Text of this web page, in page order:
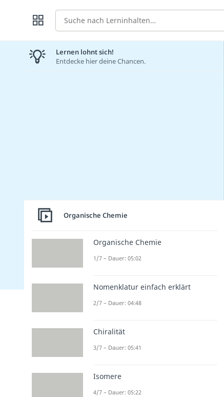
Suche
Lernen lohnt sich!
Entdecke hier deine Chancen.
Organische Chemie
Organische Chemie
1/7 – Dauer: 05:02
Nomenklatur einfach erklärt
2/7 – Dauer: 04:48
Chiralität
3/7 – Dauer: 05:41
Isomere
4/7 – Dauer: 05:22